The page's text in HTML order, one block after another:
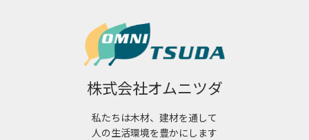
株式会社オムニツダ
私たちは木材、建材を通して
人の生活環境を豊かにします